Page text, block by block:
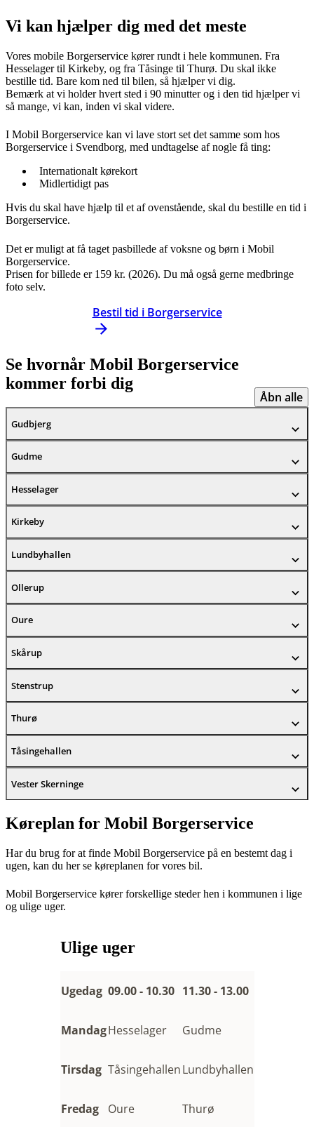
Vi kan hjælper dig med det meste
Vores mobile Borgerservice kører rundt i hele kommunen. Fra
Hesselager til Kirkeby, og fra Tåsinge til Thurø. Du skal ikke
bestille tid. Bare kom ned til bilen, så hjælper vi dig.
Bemærk at vi holder hvert sted i 90 minutter og i den tid hjælper vi
så mange, vi kan, inden vi skal videre.
I Mobil Borgerservice kan vi lave stort set det samme som hos
Borgerservice i Svendborg, med undtagelse af nogle få ting:
Internationalt kørekort
Midlertidigt pas
Hvis du skal have hjælp til et af ovenstående, skal du bestille en tid i
Borgerservice.
Det er muligt at få taget pasbillede af voksne og børn i Mobil
Borgerservice.
Prisen for billede er 159 kr. (2026). Du må også gerne medbringe
foto selv.
Bestil tid i Borgerservice
Se hvornår Mobil Borgerservice
kommer forbi dig
Åbn alle
Gudbjerg
Gudme
Hesselager
Kirkeby
Lundbyhallen
Ollerup
Oure
Skårup
Stenstrup
Thurø
Tåsingehallen
Vester Skerninge
Køreplan for Mobil Borgerservice
Har du brug for at finde Mobil Borgerservice på en bestemt dag i
ugen, kan du her se køreplanen for vores bil.
Mobil Borgerservice kører forskellige steder hen i kommunen i lige
og ulige uger.
Ulige uger
Ugedag 09.00 - 10.30 11.30 - 13.00
MandagHesselager Gudme
Tirsdag TåsingehallenLundbyhallen
Fredag Oure Thurø